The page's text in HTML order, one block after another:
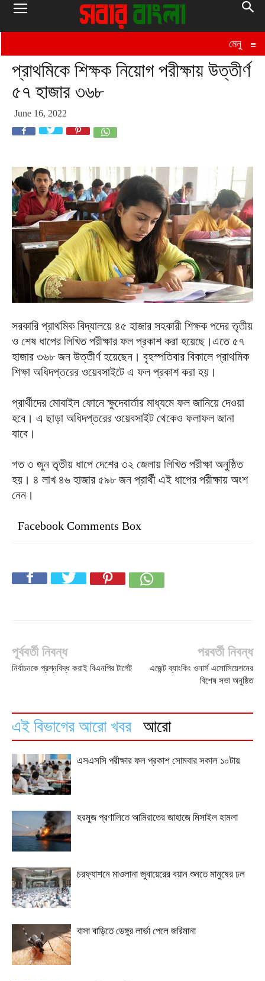
মেনু ≡
প্রাথমিকে শিক্ষক নিয়োগ পরীক্ষায় উত্তীর্ণ
৫৭ হাজার ৩৬৮
June 16, 2022
সরকারি প্রাথমিক বিদ্যালয়ে ৪৫ হাজার সহকারী শিক্ষক পদের তৃতীয়
ও শেষ ধাপের লিখিত পরীক্ষার ফল প্রকাশ করা হয়েছে।এতে ৫৭
হাজার ৩৬৮ জন উত্তীর্ণ হয়েছেন। বৃহস্পতিবার বিকালে প্রাথমিক
শিক্ষা অধিদপ্তরের ওয়েবসাইটে এ ফল প্রকাশ করা হয়।
প্রার্থীদের মোবাইল ফোনে ক্ষুদেবার্তার মাধ্যমে ফল জানিয়ে দেওয়া
হবে। এ ছাড়া অধিদপ্তরের ওয়েবসাইট থেকেও ফলাফল জানা
যাবে।
গত ৩ জুন তৃতীয় ধাপে দেশের ৩২ জেলায় লিখিত পরীক্ষা অনুষ্ঠিত
হয়। ৪ লাখ ৪৬ হাজার ৫৯৮ জন প্রার্থী এই ধাপের পরীক্ষায় অংশ
নেন।
Facebook Comments Box
পূর্ববর্তী নিবন্ধ
নির্বাচনকে প্রশ্নবিদ্ধ করাই বিএনপির টার্গেট
পরবর্তী নিবন্ধ
এজেন্ট ব্যাংকিং ওনার্স এসোসিয়েশনের
বিশেষ সভা অনুষ্ঠিত
এই বিভাগের আরো খবর আরো
এসএসসি পরীক্ষার ফল প্রকাশ সোমবার সকাল ১০টায়
হরমুজ প্রণালিতে আমিরাতের জাহাজে মিসাইল হামলা
চরফ্যাশনে মাওলানা জুবায়েরের বয়ান শুনতে মানুষের ঢল
বাসা বাড়িতে ডেঙ্গুর লার্ভা পেলে জরিমানা